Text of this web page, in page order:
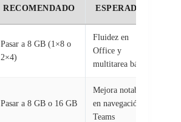
RECOMENDADO
ESPERADO
Pasar a 8 GB (1×8 o
2×4)
Fluidez en
Office y
multitarea básica
Pasar a 8 GB o 16 GB
Mejora notable
en navegación y
Teams